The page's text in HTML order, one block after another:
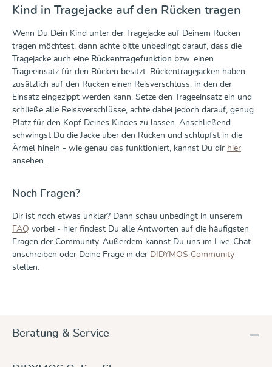
Kind in Tragejacke auf den Rücken tragen
Wenn Du Dein Kind unter der Tragejacke auf Deinem Rücken
tragen möchtest, dann achte bitte unbedingt darauf, dass die
Tragejacke auch eine Rückentragefunktion bzw. einen
Trageeinsatz für den Rücken besitzt. Rückentragejacken haben
zusätzlich auf den Rücken einen Reisverschluss, in den der
Einsatz eingezippt werden kann. Setze den Trageeinsatz ein und
schließe alle Reissverschlüsse, achte dabei jedoch darauf, genug
Platz für den Kopf Deines Kindes zu lassen. Anschließend
schwingst Du die Jacke über den Rücken und schlüpfst in die
Ärmel hinein - wie genau das funktioniert, kannst Du dir hier
ansehen.
Noch Fragen?
Dir ist noch etwas unklar? Dann schau unbedingt in unserem
FAQ vorbei - hier findest Du alle Antworten auf die häufigsten
Fragen der Community. Außerdem kannst Du uns im Live-Chat
anschreiben oder Deine Frage in der DIDYMOS Community
stellen.
Beratung & Service